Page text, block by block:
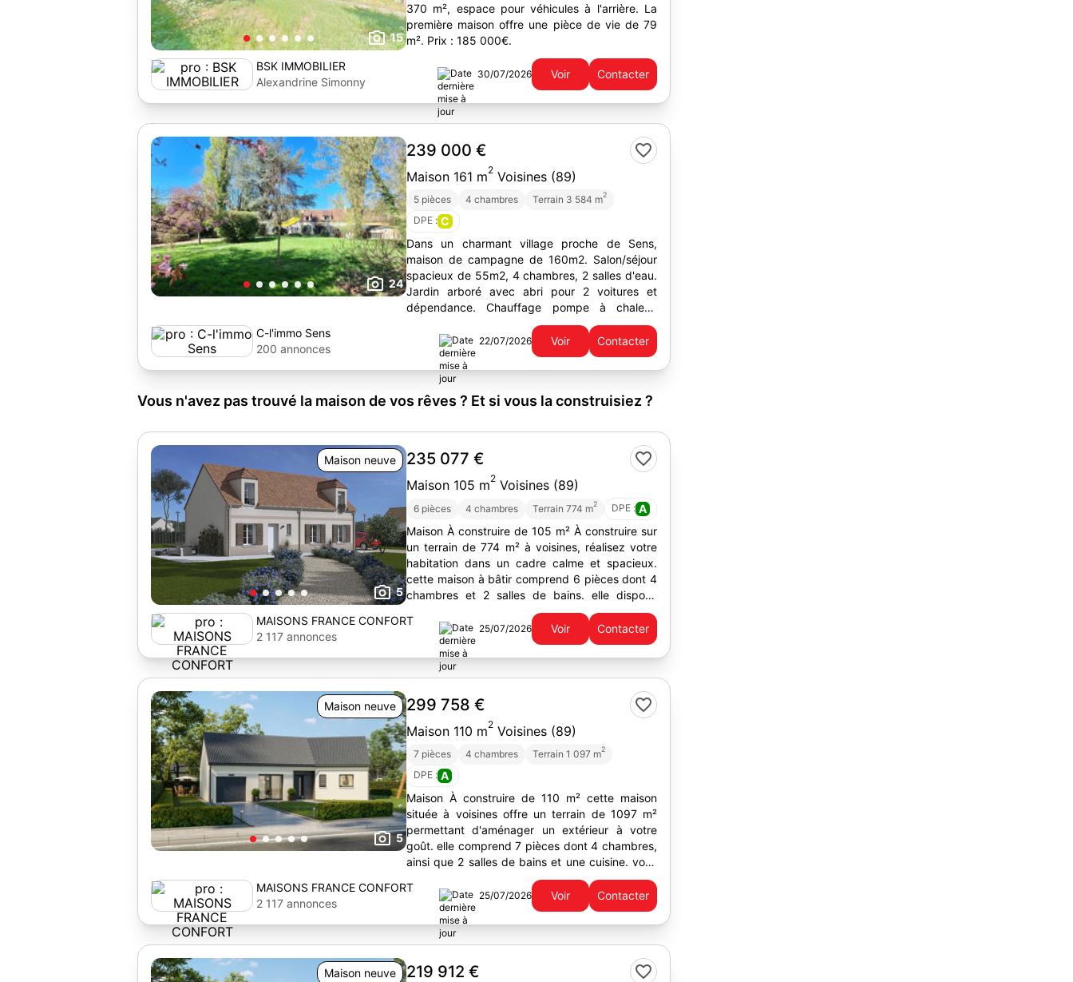
15
370 m², espace pour véhicules à l'arrière. La
première maison offre une pièce de vie de 79
m². Prix : 185 000€.
BSK IMMOBILIER
Alexandrine Simonny
30/07/2026 Voir Contacter
24
239 000 €
Maison 161 m2 Voisines (89)
5 pièces 4 chambres Terrain 3 584 m2
DPE : C
Dans un charmant village proche de Sens,
maison de campagne de 160m2. Salon/séjour
spacieux de 55m2, 4 chambres, 2 salles d'eau.
Jardin arboré avec abri pour 2 voitures et
dépendance. Chauffage pompe à chaleur,
C-l'immo Sens
200 annonces
22/07/2026 Voir Contacter
Vous n'avez pas trouvé la maison de vos rêves ? Et si vous la construisiez ?
Maison neuve
5
235 077 €
Maison 105 m2 Voisines (89)
6 pièces 4 chambres Terrain 774 m2 DPE : A
Maison À construire de 105 m² À construire sur
un terrain de 774 m² à voisines, réalisez votre
habitation dans un cadre calme et spacieux.
cette maison à bâtir comprend 6 pièces dont 4
chambres et 2 salles de bains. elle dispose
MAISONS FRANCE CONFORT
2 117 annonces
25/07/2026 Voir Contacter
Maison neuve
5
299 758 €
Maison 110 m2 Voisines (89)
7 pièces 4 chambres Terrain 1 097 m2
DPE : A
Maison À construire de 110 m² cette maison
située à voisines offre un terrain de 1097 m²
permettant d'aménager un extérieur à votre
goût. elle comprend 7 pièces dont 4 chambres,
ainsi que 2 salles de bains et une cuisine. vous
MAISONS FRANCE CONFORT
2 117 annonces
25/07/2026 Voir Contacter
Maison neuve 219 912 €